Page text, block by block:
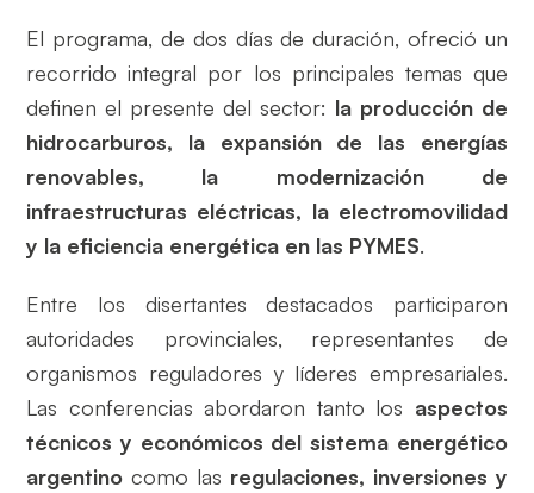
El programa, de dos días de duración, ofreció un
recorrido integral por los principales temas que
definen el presente del sector: la producción de
hidrocarburos, la expansión de las energías
renovables, la modernización de
infraestructuras eléctricas, la electromovilidad
y la eficiencia energética en las PYMES.
Entre los disertantes destacados participaron
autoridades provinciales, representantes de
organismos reguladores y líderes empresariales.
Las conferencias abordaron tanto los aspectos
técnicos y económicos del sistema energético
argentino como las regulaciones, inversiones y